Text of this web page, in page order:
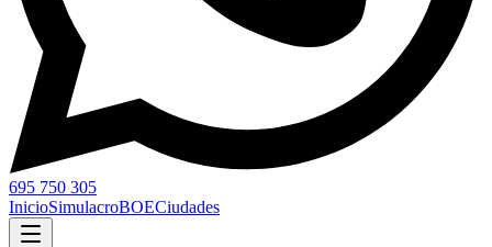
695 750 305
InicioSimulacroBOECiudades